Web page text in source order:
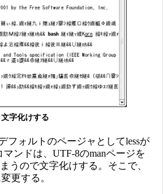
字化けする
フォルトのページャとしてlessが
ンドは、UTF-8のmanページを
うので文字化けする。そこで、
更する。